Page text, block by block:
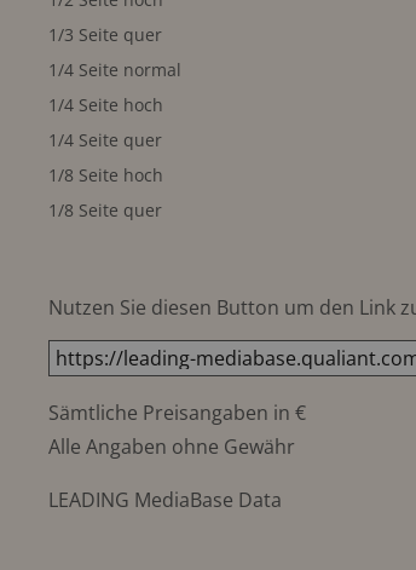
1/3 Seite quer
1/4 Seite normal
1/4 Seite hoch
1/4 Seite quer
1/8 Seite hoch
1/8 Seite quer
Nutzen Sie diesen Button um den Link
Sämtliche Preisangaben in €
Alle Angaben ohne Gewähr
LEADING MediaBase Data